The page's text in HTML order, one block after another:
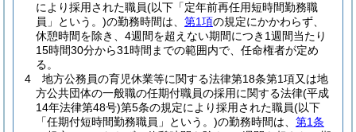
により採用された職員(以下「定年前再任用短時間勤務職
員」という。)の勤務時間は、 第1項の規定にかかわらず、
休憩時間を除き、4週間を超えない期間につき1週間当たり
15時間30分から31時間までの範囲内で、任命権者が定め
る。
4
地方公務員の育児休業等に関する法律第18条第1項又は地
方公共団体の一般職の任期付職員の採用に関する法律(平成
14年法律第48号)第5条の規定により採用された職員(以下
「任期付短時間勤務職員」という。)の勤務時間は、 第1条